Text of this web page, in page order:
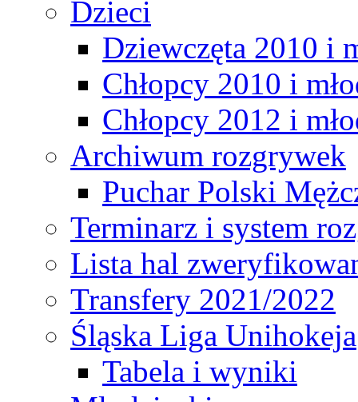
Dzieci
Dziewczęta 2010 i
Chłopcy 2010 i
Chłopcy 2012 i
Archiwum rozgrywek
Puchar Polski
Terminarz i system
Lista hal
Transfery 2021/2022
Śląska Liga Unihokeja
Tabela i wyniki